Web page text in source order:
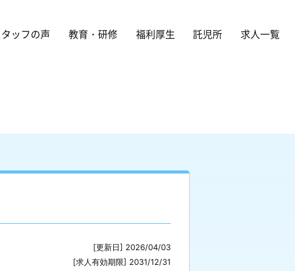
ッフの声 教育・研修 福利厚生 託児所 求人一覧
[更新日] 2026/04/03
[求人有効期限] 2031/12/31